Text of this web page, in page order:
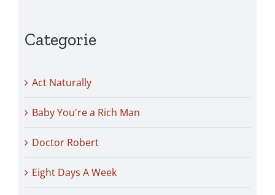
Categorie
Act Naturally
Baby You're a Rich Man
Doctor Robert
Eight Days A Week